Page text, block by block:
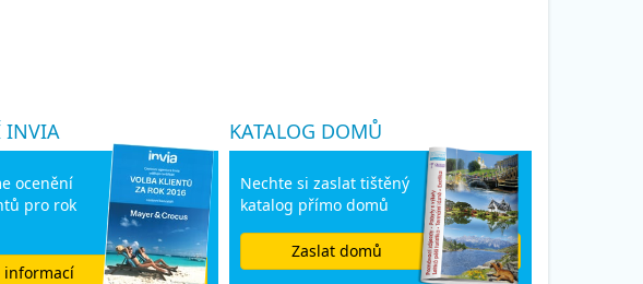
INVIA
ocenění
pro rok
informací
KATALOG DOMŮ
Nechte si zaslat tištěný
katalog přímo domů
Zaslat domů